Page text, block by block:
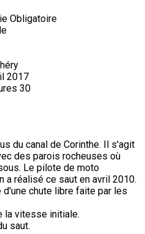
Obligatoire
2017
30
du canal de Corinthe. Il s'agit
des parois rocheuses où
Le pilote de moto
a réalisé ce saut en avril 2010.
chute libre faite par les
la vitesse initiale.
saut.